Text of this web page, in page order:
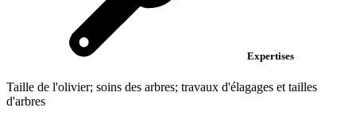
Expertises
Taille de l'olivier; soins des arbres; travaux d'élagages et tailles
d'arbres